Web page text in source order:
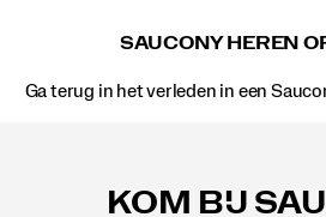
SAUCONY HEREN
Ga terug in het verleden in een
KOM BIJ